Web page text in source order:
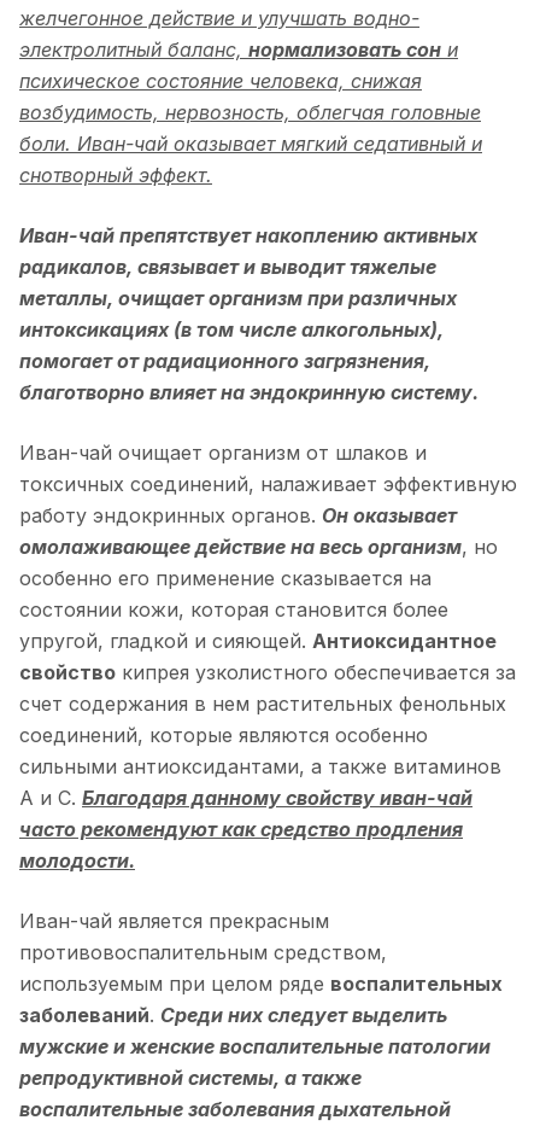
желчегонное действие и улучшать водно-
электролитный баланс, нормализовать сон и
психическое состояние человека, снижая
возбудимость, нервозность, облегчая головные
боли. Иван-чай оказывает мягкий седативный и
снотворный эффект.
Иван-чай препятствует накоплению активных
радикалов, связывает и выводит тяжелые
металлы, очищает организм при различных
интоксикациях (в том числе алкогольных),
помогает от радиационного загрязнения,
благотворно влияет на эндокринную систему.
Иван-чай очищает организм от шлаков и
токсичных соединений, налаживает эффективную
работу эндокринных органов. Он оказывает
омолаживающее действие на весь организм, но
особенно его применение сказывается на
состоянии кожи, которая становится более
упругой, гладкой и сияющей. Антиоксидантное
свойство кипрея узколистного обеспечивается за
счет содержания в нем растительных фенольных
соединений, которые являются особенно
сильными антиоксидантами, а также витаминов
А и С. Благодаря данному свойству иван-чай
часто рекомендуют как средство продления
молодости.
Иван-чай является прекрасным
противовоспалительным средством,
используемым при целом ряде воспалительных
заболеваний. Среди них следует выделить
мужские и женские воспалительные патологии
репродуктивной системы, а также
воспалительные заболевания дыхательной